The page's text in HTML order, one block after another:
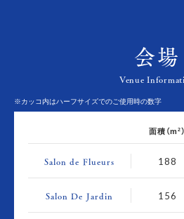
会場
Venue
※カッコ内はハーフサイズでのご使用時の数字
面積（m2）
Salon de Flueurs 188
Salon De Jardin 156